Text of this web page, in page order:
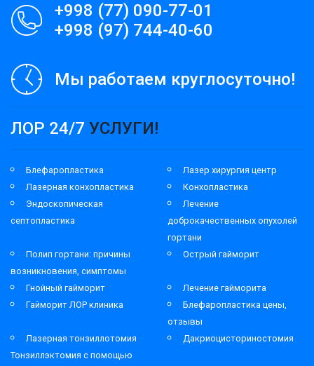
+998 (77) 090-77-01
+998 (97) 744-40-60
Мы работаем круглосуточно!
ЛОР 24/7 УСЛУГИ!
Блефаропластика
Лазер хирургия центр
Лазерная конхопластика
Конхопластика
Эндоскопическая
септопластика
Лечение
доброкачественных опухолей
гортани
Полип гортани: причины
возникновения, симптомы
Острый гайморит
Гнойный гайморит
Лечение гайморита
Гайморит ЛОР клиника
Блефаропластика цены,
отзывы
Лазерная тонзиллотомия
Тонзиллэктомия с помощью
Дакриоцисториностомия